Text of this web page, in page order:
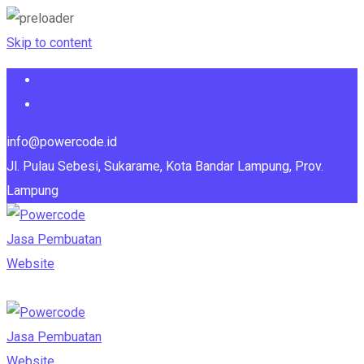
Skip to content
info@powercode.id
Jl. Pulau Sebesi, Sukarame, Kota Bandar Lampung, Prov.
Lampung